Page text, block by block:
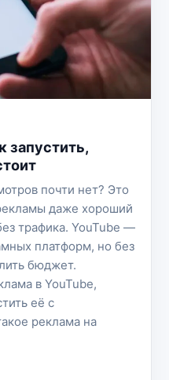
запустить,
почти нет? Это
даже хороший
трафика. YouTube —
платформ, но без
бюджет.
в YouTube,
её с
реклама на